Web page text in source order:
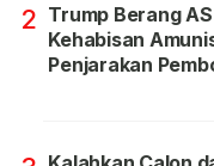
2 Trump Berang
Kehabisan
Penjarakan